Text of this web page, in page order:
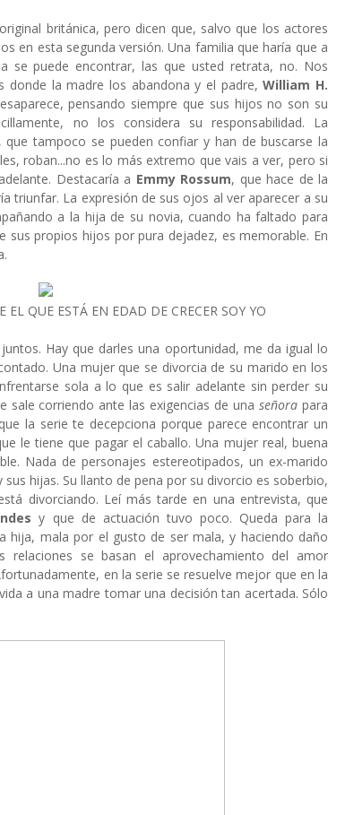
británica, pero dicen que, salvo que los actores
en esta segunda versión. Una familia que haría que a
se puede encontrar, las que usted retrata, no. Nos
donde la madre los abandona y el padre,William H.
pensando siempre que sus hijos no son su
no los considera su responsabilidad. La
tampoco se pueden confiar y han de buscarse la
roban...no es lo más extremo que vais a ver, pero si
Destacaría a Emmy Rossum, que hace de la
triunfar. La expresión de sus ojos al ver aparecer a su
a la hija de su novia, cuando ha faltado para
sus propios hijos por pura dejadez, es memorable. En
EL QUE ESTÁ EN EDAD DE CRECER SOY YO
juntos. Hay que darles una oportunidad, me da igual lo
Una mujer que se divorcia de su marido en los
sola a lo que es salir adelante sin perder su
sale corriendo ante las exigencias de unaseñorapara
la serie te decepciona porque parece encontrar un
le tiene que pagar el caballo. Una mujer real, buena
Nada de personajes estereotipados, un ex-marido
hijas. Su llanto de pena por su divorcio es soberbio,
divorciando. Leí más tarde en una entrevista, que
y que de actuación tuvo poco. Queda para la
hija, mala por el gusto de ser mala, y haciendo daño
relaciones se basan el aprovechamiento del amor
en la serie se resuelve mejor que en la
a una madre tomar una decisión tan acertada. Sólo